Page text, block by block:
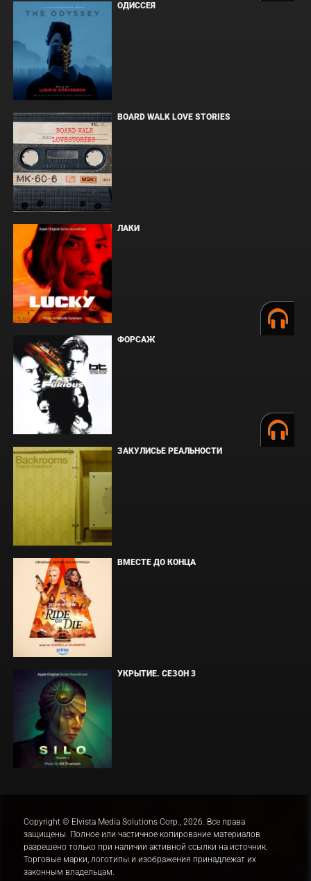
ОДИССЕЯ
BOARD WALK LOVE STORIES
ЛАКИ
ФОРСАЖ
ЗАКУЛИСЬЕ РЕАЛЬНОСТИ
ВМЕСТЕ ДО КОНЦА
УКРЫТИЕ. СЕЗОН 3
Copyright © Elvista Media Solutions Corp., 2026. Все права
защищены. Полное или частичное копирование материалов
разрешено только при наличии активной ссылки на источник.
Торговые марки, логотипы и изображения принадлежат их
законным владельцам.